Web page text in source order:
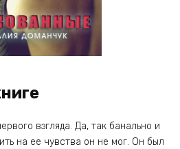
взгляда. Да, так банально и
на ее чувства он не мог. Он был